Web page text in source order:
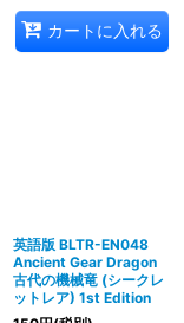
カートに入れる
英語版 BLTR-EN048
Ancient Gear Dragon
古代の機械竜 (シークレ
ットレア) 1st Edition